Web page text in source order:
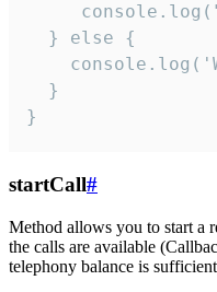
  } else {
  }
}
startCall#
Method allows you to start a
the calls are available
telephony balance is